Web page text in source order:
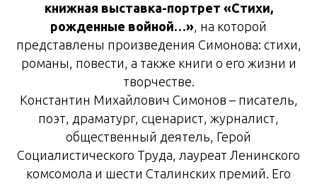
книжная выставка-портрет «Стихи,
рожденные войной…», на которой
представлены произведения Симонова: стихи,
романы, повести, а также книги о его жизни и
творчестве.
Константин Михайлович Симонов – писатель,
поэт, драматург, сценарист, журналист,
общественный деятель, Герой
Социалистического Труда, лауреат Ленинского
комсомола и шести Сталинских премий. Его